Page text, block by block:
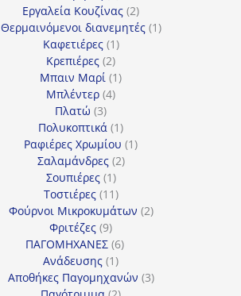
προϊόντα
Εργαλεία Κουζίνας 22
προϊόντα
Θερμαινόμενοι διανεμητές 11
Καφετιέρες 11
προϊόν
Κρεπιέρες 22
προϊόντα
Μπαιν Μαρί 11
Μπλέντερ 44
Πλατώ 33
προϊόντα
Πολυκοπτικά 11
προϊόν
Ραφιέρες Χρωμίου 11
Σαλαμάνδρες 22
Σουπιέρες 11
προϊόν
Τοστιέρες 1111
προϊόντα
Φούρνοι Μικροκυμάτων 22
Φριτέζες 99
προϊόντα
ΠΑΓΟΜΗΧΑΝΕΣ 66
Ανάδευσης 11
προϊόν
Αποθήκες Παγομηχανών 33
2